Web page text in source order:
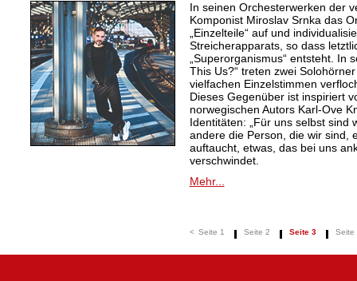
In seinen Orchesterwerken der
Komponist Miroslav Srnka das
„Einzelteile“ auf und
Streicherapparats, so dass
„Superorganismus“ entsteht. In
This Us?“ treten zwei
vielfachen Einzelstimmen
Dieses Gegenüber ist inspiriert
norwegischen Autors Karl-Ove
Identitäten: „Für uns selbst sind
andere die Person, die wir sind,
auftaucht, etwas, das bei uns
verschwindet.
Mehr...
< Seite 1 Seite 2 Seite 3 Seite